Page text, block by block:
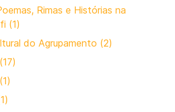
Rimas e Histórias na
(1)
do Agrupamento (2)